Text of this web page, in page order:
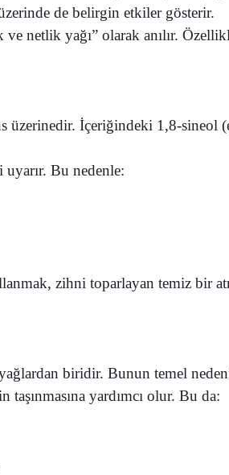
de belirgin etkiler gösterir.
ve netlik yağı” olarak anılır.
İçeriğindeki 1,8-sineol
Bu nedenle:
zihni toparlayan temiz bir
biridir. Bunun temel
taşınmasına yardımcı olur. Bu da: